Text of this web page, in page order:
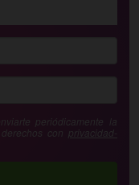
periódicamente la
con privacidad-